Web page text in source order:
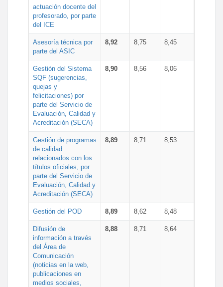
actuación docente del
profesorado, por parte
del ICE
Asesoría técnica por
parte del ASIC
8,92 8,75 8,45
Gestión del Sistema
SQF (sugerencias,
quejas y
felicitaciones) por
parte del Servicio de
Evaluación, Calidad y
Acreditación (SECA)
8,90 8,56 8,06
Gestión de programas
de calidad
relacionados con los
títulos oficiales, por
parte del Servicio de
Evaluación, Calidad y
Acreditación (SECA)
8,89 8,71 8,53
Gestión del POD 8,89 8,62 8,48
Difusión de
información a través
del Área de
Comunicación
(noticias en la web,
publicaciones en
medios sociales,
8,88 8,71 8,64